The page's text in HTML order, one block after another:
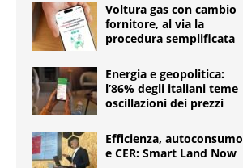
Voltura gas con cambio
fornitore, al via la
procedura semplificata
Energia e geopolitica:
l’86% degli italiani teme
oscillazioni dei prezzi
Efficienza, autoconsumo
e CER: Smart Land Now